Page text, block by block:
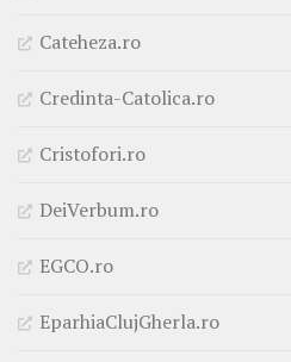
Cateheza.ro
Credinta-Catolica.ro
Cristofori.ro
DeiVerbum.ro
EGCO.ro
EparhiaClujGherla.ro